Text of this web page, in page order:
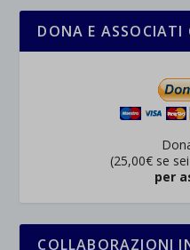
DONA E ASSOCIATI
(25,00€ se
per
COLLABORAZIONI